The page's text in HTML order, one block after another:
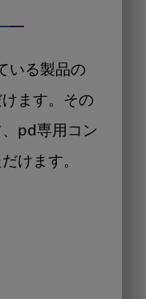
いる製品の
ます。その
pd専用コン
けます。